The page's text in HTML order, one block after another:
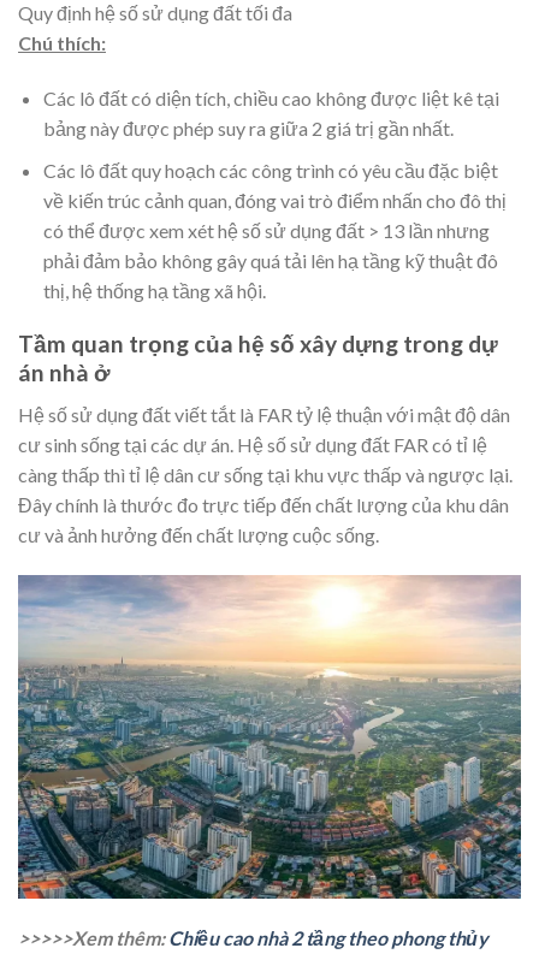
Quy định hệ số sử dụng đất tối đa
Chú thích:
Các lô đất có diện tích, chiều cao không được liệt kê tại
bảng này được phép suy ra giữa 2 giá trị gần nhất.
Các lô đất quy hoạch các công trình có yêu cầu đặc biệt
về kiến trúc cảnh quan, đóng vai trò điểm nhấn cho đô thị
có thể được xem xét hệ số sử dụng đất > 13 lần nhưng
phải đảm bảo không gây quá tải lên hạ tầng kỹ thuật đô
thị, hệ thống hạ tầng xã hội.
Tầm quan trọng của hệ số xây dựng trong dự
án nhà ở
Hệ số sử dụng đất viết tắt là FAR tỷ lệ thuận với mật độ dân
cư sinh sống tại các dự án. Hệ số sử dụng đất FAR có tỉ lệ
càng thấp thì tỉ lệ dân cư sống tại khu vực thấp và ngược lại.
Đây chính là thước đo trực tiếp đến chất lượng của khu dân
cư và ảnh hưởng đến chất lượng cuộc sống.
>>>>>Xem thêm:Chiều cao nhà 2 tầng theo phong thủy